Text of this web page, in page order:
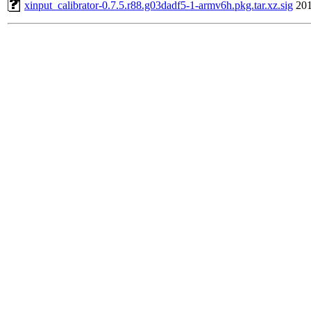
xinput_calibrator-0.7.5.r88.g03dadf5-1-armv6h.pkg.tar.xz.sig